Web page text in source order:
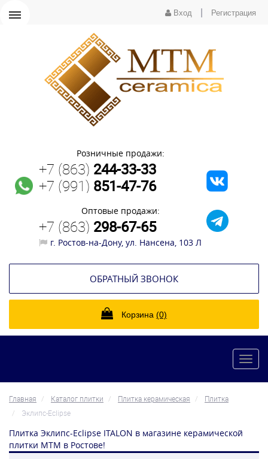
Вход Регистрация
Розничные продажи:
+7 (863) 244-33-33
+7 (991) 851-47-76
Оптовые продажи:
+7 (863) 298-67-65
г. Ростов-на-Дону, ул. Нансена, 103 Л
ОБРАТНЫЙ ЗВОНОК
Корзина (0)
Главная Каталог плитки Плитка керамическая
Плитка
Эклипс-Eclipse
Плитка Эклипс-Eclipse ITALON в магазине керамической
плитки МТМ в Ростове!